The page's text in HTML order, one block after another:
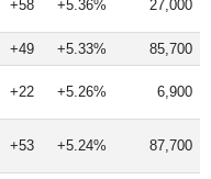
+58 +5.36% 27,000
+49 +5.33% 85,700
+22 +5.26% 6,900
+53 +5.24% 87,700